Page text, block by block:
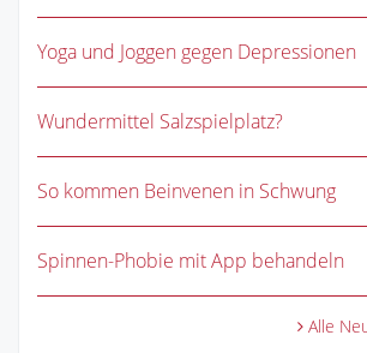
Yoga und Joggen gegen Depressionen
Wundermittel Salzspielplatz?
So kommen Beinvenen in Schwung
Spinnen-Phobie mit App behandeln
Alle